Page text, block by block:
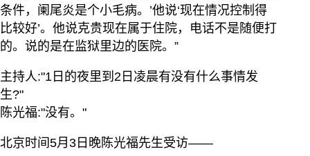
条件，阑尾炎是个小毛病。’他说‘现在情况控制得
比较好’。他说克贵现在属于住院，电话不是随便打
的。说的是在监狱里边的医院。”
主持人:"1日的夜里到2日凌晨有没有什么事情发
生?"
陈光福:"没有。"
北京时间5月3日晚陈光福先生受访——